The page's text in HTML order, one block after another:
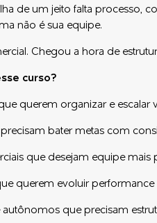
de um jeito falta processo,
não é sua equipe.
Chegou a hora de
curso?
querem organizar e escalar
bater metas com
que desejam equipe mais
querem evoluir performance
autônomos que precisam